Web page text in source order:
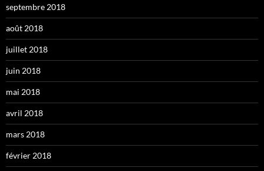
septembre 2018
août 2018
juillet 2018
juin 2018
mai 2018
avril 2018
mars 2018
février 2018